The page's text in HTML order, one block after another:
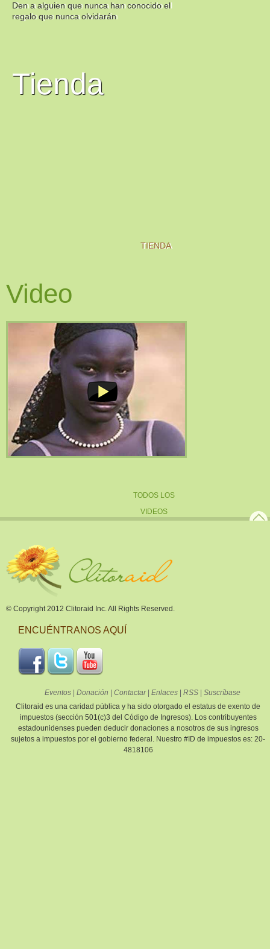
Den a alguien que nunca han conocido el
regalo que nunca olvidarán
Tienda
TIENDA
Video
TODOS LOS
VIDEOS
© Copyright 2012 Clitoraid Inc. All Rights Reserved.
ENCUÉNTRANOS AQUÍ
Eventos Donación Contactar| Enlaces RSS
Suscríbase
Clitoraid es una caridad pública y ha sido otorgado el estatus de exento de
impuestos (sección 501(c)3 del Código de Ingresos). Los contribuyentes
estadounidenses pueden deducir donaciones a nosotros de sus ingresos
sujetos a impuestos por el gobierno federal. Nuestro #ID de impuestos es: 20-
4818106